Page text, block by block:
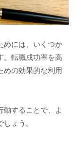
めには、いくつか
。転職成功率を高
めの効果的な利用
することで、よ
ょう。